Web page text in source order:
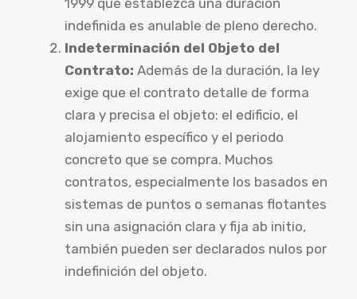
indefinida es anulable de pleno derecho.
Indeterminación del Objeto del
Contrato: Además de la duración, la ley
exige que el contrato detalle de forma
clara y precisa el objeto: el edificio, el
alojamiento específico y el periodo
concreto que se compra. Muchos
contratos, especialmente los basados en
sistemas de puntos o semanas flotantes
sin una asignación clara y fija ab initio,
también pueden ser declarados nulos por
indefinición del objeto.